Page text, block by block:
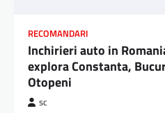
RECOMANDARI
Inchirieri auto in
explora Constanta,
Otopeni
sc